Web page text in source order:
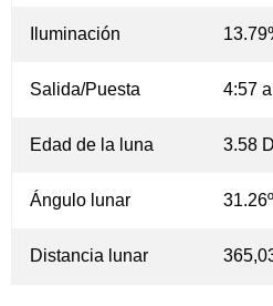
Iluminación
Salida/Puesta 4:57
Edad de la luna 3.58
Ángulo lunar 31.26º
Distancia lunar